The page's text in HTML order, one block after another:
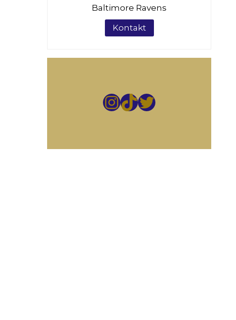
Baltimore Ravens
Kontakt
https://
TikTok
https://